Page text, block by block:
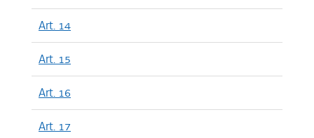
Art. 14
Art. 15
Art. 16
Art. 17